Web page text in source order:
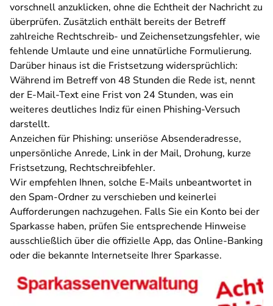
vorschnell anzuklicken, ohne die Echtheit der Nachricht zu
überprüfen. Zusätzlich enthält bereits der Betreff
zahlreiche Rechtschreib- und Zeichensetzungsfehler, wie
fehlende Umlaute und eine unnatürliche Formulierung.
Darüber hinaus ist die Fristsetzung widersprüchlich:
Während im Betreff von 48 Stunden die Rede ist, nennt
der E-Mail-Text eine Frist von 24 Stunden, was ein
weiteres deutliches Indiz für einen Phishing-Versuch
darstellt.
Anzeichen für Phishing: unseriöse Absenderadresse,
unpersönliche Anrede, Link in der Mail, Drohung, kurze
Fristsetzung, Rechtschreibfehler.
Wir empfehlen Ihnen, solche E-Mails unbeantwortet in
den Spam-Ordner zu verschieben und keinerlei
Aufforderungen nachzugehen. Falls Sie ein Konto bei der
Sparkasse haben, prüfen Sie entsprechende Hinweise
ausschließlich über die offizielle App, das Online-Banking
oder die bekannte Internetseite Ihrer Sparkasse.